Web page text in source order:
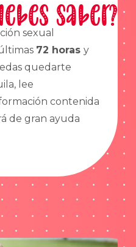
saber?
sexual
72 horas y
quedarte
lee
contenida
de gran ayuda